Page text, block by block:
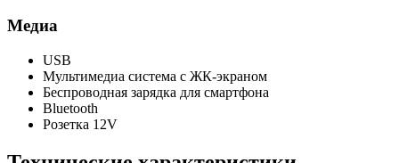
Медиа
USB
Мультимедиа система с ЖК-экраном
Беспроводная зарядка для смартфона
Bluetooth
Розетка 12V